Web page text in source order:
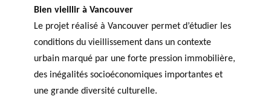
Bien vieillir à Vancouver
Le projet réalisé à Vancouver permet d’étudier les
conditions du vieillissement dans un contexte
urbain marqué par une forte pression immobilière,
des inégalités socioéconomiques importantes et
une grande diversité culturelle.